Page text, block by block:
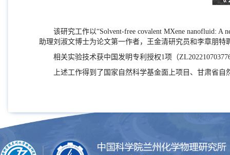
该研究工作以“Solvent-free covalent MXene nanofluid: A
助理刘淑文博士为论文第一作者，王金清研究员和李章朋特
相关实验技术获中国发明专利授权1项（
上述工作得到了国家自然科学基金面上项目、甘肃省自